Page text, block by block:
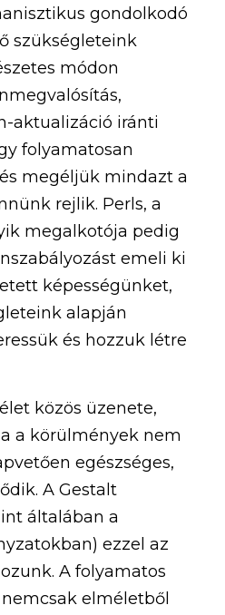
gondolkodó
szükségleteink
módon
aktualizáció iránti
folyamatosan
megéljük mindazt a
rejlik. Perls, a
megalkotója pedig
emeli ki
képességünket,
alapján
és hozzuk létre
közös üzenete,
a körülmények nem
egészséges,
A Gestalt
általában a
ezzel az
A folyamatos
elméletből